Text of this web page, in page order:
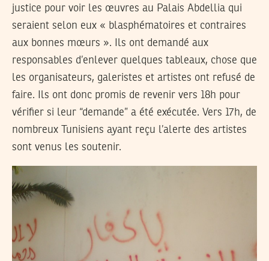
justice pour voir les œuvres au Palais Abdellia qui
seraient selon eux « blasphématoires et contraires
aux bonnes mœurs ». Ils ont demandé aux
responsables d’enlever quelques tableaux, chose que
les organisateurs, galeristes et artistes ont refusé de
faire. Ils ont donc promis de revenir vers 18h pour
vérifier si leur “demande” a été exécutée. Vers 17h, de
nombreux Tunisiens ayant reçu l’alerte des artistes
sont venus les soutenir.